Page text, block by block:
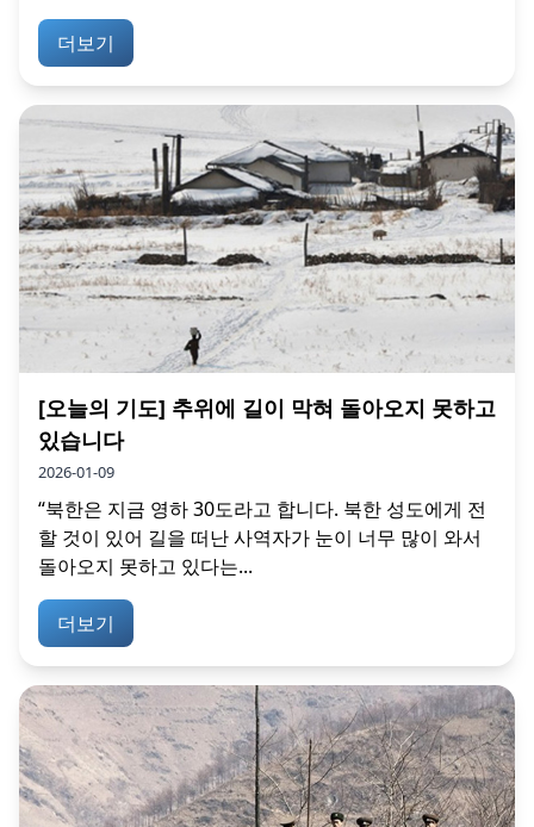
더보기
[오늘의 기도] 추위에 길이 막혀 돌아오지 못하고
있습니다
2026-01-09
“북한은 지금 영하 30도라고 합니다. 북한 성도에게 전
할 것이 있어 길을 떠난 사역자가 눈이 너무 많이 와서
돌아오지 못하고 있다는...
더보기